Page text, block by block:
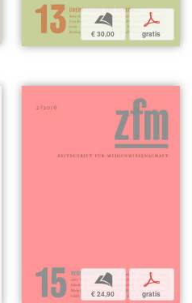
b
€ 30,00
p
gratis
b
€ 24,90
p
gratis